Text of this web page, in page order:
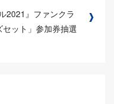
2021』ファンクラ
ット」参加券抽選